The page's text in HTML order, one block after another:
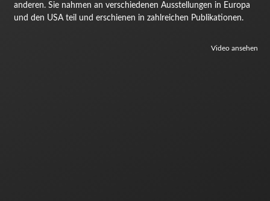
anderen. Sie nahmen an verschiedenen Ausstellungen in Europa
und den USA teil und erschienen in zahlreichen Publikationen.
Video ansehen